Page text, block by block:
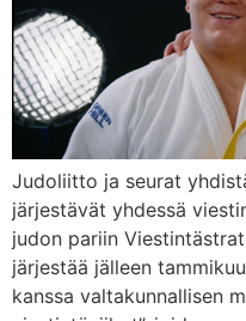
Judoliitto ja seurat
järjestävät yhdessä
judon pariin
järjestää jälleen
kanssa valtakunnallisen